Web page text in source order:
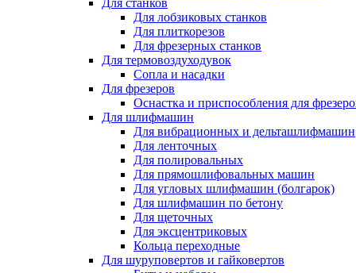
Для станков
Для лобзиковых станков
Для плиткорезов
Для фрезерных станков
Для термовоздуходувок
Сопла и насадки
Для фрезеров
Оснастка и приспособления для
Для шлифмашин
Для вибрационных и дельташлифмашин
Для ленточных
Для полировальных
Для прямошлифовальных машин
Для угловых шлифмашин (болгарок)
Для шлифмашин по бетону
Для щеточных
Для эксцентриковых
Кольца переходные
Для шуруповертов и гайковертов